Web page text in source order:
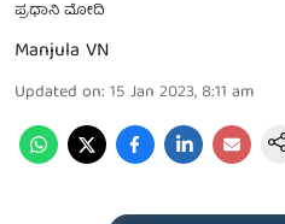
ಪ್ರಧಾನಿ ಮೋದಿ
Manjula VN
Updated on: 15 Jan 2023, 8:11 am